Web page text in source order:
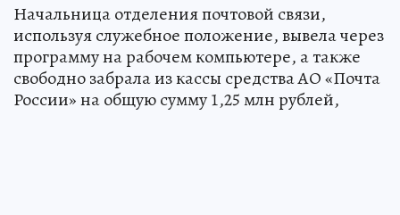
Начальница отделения почтовой связи,
используя служебное положение, вывела через
программу на рабочем компьютере, а также
свободно забрала из кассы средства АО «Почта
России» на общую сумму 1,25 млн рублей,